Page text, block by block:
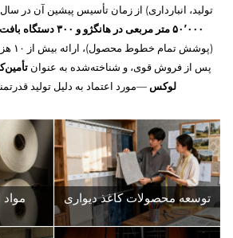
تولید، انبارداری) از زمان تأسیس پیشین آن در سال ۲۰۱۳. مشهور به
۵۰٬۰۰۰ متر مربعی در هانگژو و ۳۰۰ دستگاه بافت درجه‌یک با سرعت بالا
پس از فروش قوی، و شناخته‌شده به عنوان
لوکس —مورد اعتماد به دلیل تولید
توسعه محصولات کاغذ دیواری مواد